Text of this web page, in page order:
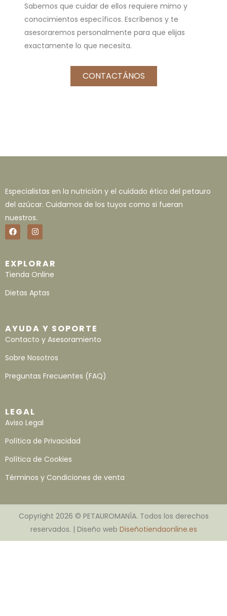
Sabemos que cuidar de ellos requiere mimo y
conocimientos específicos. Escríbenos y te
asesoraremos personalmente para que elijas
exactamente lo que necesita.
CONTACTÁNOS
Especialistas en la nutrición y el cuidado ético del petauro
del azúcar. Cuidamos de los tuyos como si fueran
nuestros.
EXPLORAR
Tienda Online
Dietas Aptas
AYUDA Y SOPORTE
Contacto y Asesoramiento
Sobre Nosotros
Preguntas Frecuentes (FAQ)
LEGAL
Aviso Legal
Política de Privacidad
Política de Cookies
Términos y Condiciones de venta
Copyright 2026 © PETAUROMANÍA. Todos los derechos
reservados. | Diseño web Diseñotiendaonline.es